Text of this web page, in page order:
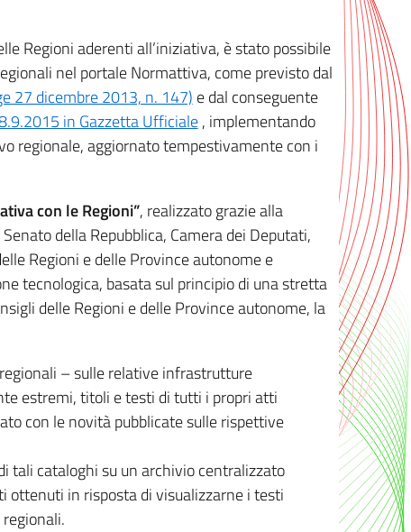
Regioni aderenti all’iniziativa, è stato possibile
nel portale Normattiva, come previsto dal
27 dicembre 2013, n. 147) e dal conseguente
in Gazzetta Ufficiale, implementando
regionale, aggiornato tempestivamente con i
con le Regioni”, realizzato grazie alla
della Repubblica, Camera dei Deputati,
Regioni e delle Province autonome e
tecnologica, basata sul principio di una stretta
delle Regioni e delle Province autonome, la
– sulle relative infrastrutture
estremi, titoli e testi di tutti i propri atti
con le novità pubblicate sulle rispettive
tali cataloghi su un archivio centralizzato
ottenuti in risposta di visualizzarne i testi